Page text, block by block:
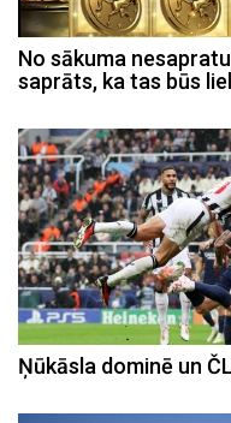
No sākuma
saprāts, ka tas būs
Ņūkāsla dominē un